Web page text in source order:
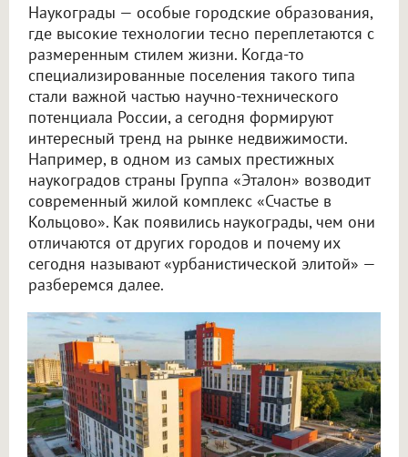
Наукограды — особые городские образования,
где высокие технологии тесно переплетаются с
размеренным стилем жизни. Когда-то
специализированные поселения такого типа
стали важной частью научно-технического
потенциала России, а сегодня формируют
интересный тренд на рынке недвижимости.
Например, в одном из самых престижных
наукоградов страны Группа «Эталон» возводит
современный жилой комплекс «Счастье в
Кольцово». Как появились наукограды, чем они
отличаются от других городов и почему их
сегодня называют «урбанистической элитой» —
разберемся далее.